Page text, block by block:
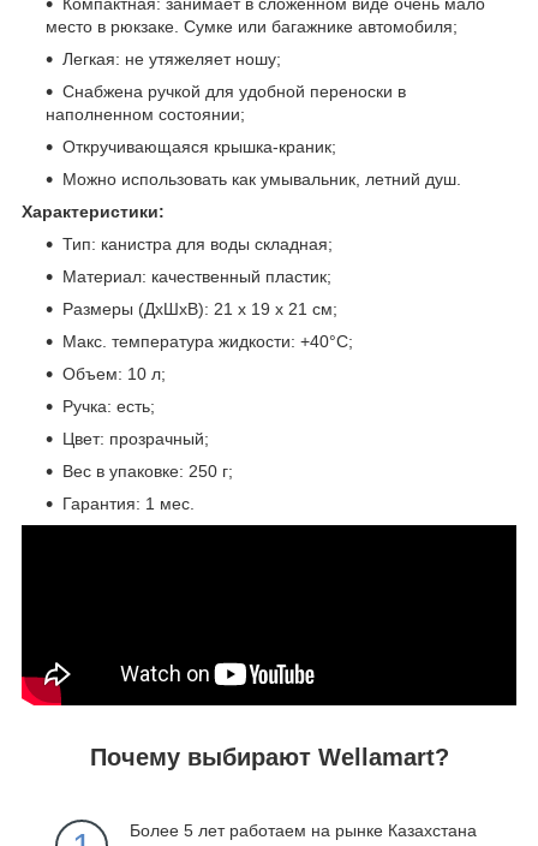
место в рюкзаке. Сумке или багажнике автомобиля;
Легкая: не утяжеляет ношу;
Снабжена ручкой для удобной переноски в
наполненном состоянии;
Откручивающаяся крышка-краник;
Можно использовать как умывальник, летний душ.
Характеристики:
Тип: канистра для воды складная;
Материал: качественный пластик;
Размеры (ДхШхВ): 21 х 19 х 21 см;
Макс. температура жидкости: +40°С;
Объем: 10 л;
Ручка: есть;
Цвет: прозрачный;
Вес в упаковке: 250 г;
Гарантия: 1 мес.
Почему выбирают Wellamart?
Более 5 лет работаем на рынке Казахстана